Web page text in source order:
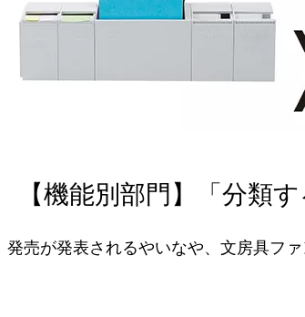
【機能別部門】「分類
発売が発表されるやいなや、文房具フ